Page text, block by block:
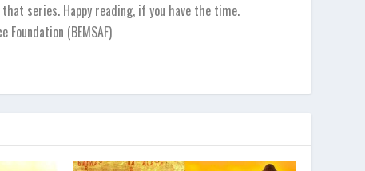
series. Happy reading, if you have the time.
(BEMSAF)